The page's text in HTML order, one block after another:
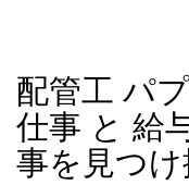
配管工 パ
仕事 と 給
事を見つ